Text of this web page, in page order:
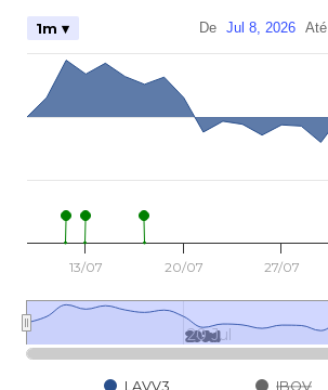
13/07 20/07 27/07
20 Jul
20 Jul
1m ▾ De Jul 8, 2026 Até
LAVV3
IBOV